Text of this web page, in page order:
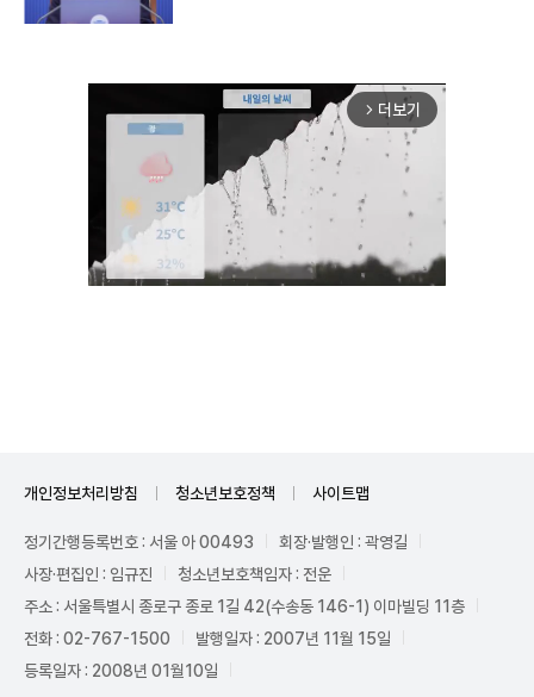
arrow_forward_ios 더보기
개인정보처리방침 청소년보호정책 사이트맵
정기간행등록번호 : 서울 아 00493
회장·발행인 : 곽영길
사장·편집인 : 임규진
청소년보호책임자 : 전운
주소 : 서울특별시 종로구 종로 1길 42(수송동 146-1) 이마빌딩 11층
전화 : 02-767-1500
발행일자 : 2007년 11월 15일
등록일자 : 2008년 01월10일